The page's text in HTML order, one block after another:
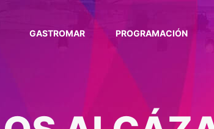
GASTROMAR PROGRAMACIÓN